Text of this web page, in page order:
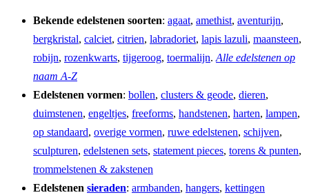
Bekende edelstenen soorten: agaat, amethist, aventurijn,
bergkristal, calciet, citrien, labradoriet, lapis lazuli, maansteen,
robijn, rozenkwarts, tijgeroog, toermalijn. Alle edelstenen op
naam A-Z
Edelstenen vormen: bollen, clusters & geode, dieren,
duimstenen, engeltjes, freeforms, handstenen, harten, lampen,
op standaard, overige vormen, ruwe edelstenen, schijven,
sculpturen, edelstenen sets, statement pieces, torens & punten,
trommelstenen & zakstenen
Edelstenen sieraden: armbanden, hangers, kettingen